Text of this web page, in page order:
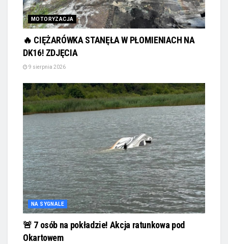
MOTORYZACJA
🔥 CIĘŻARÓWKA STANĘŁA W PŁOMIENIACH NA
DK16! ZDJĘCIA
9 sierpnia 2026
NA SYGNALE
🚨 7 osób na pokładzie! Akcja ratunkowa pod
Okartowem